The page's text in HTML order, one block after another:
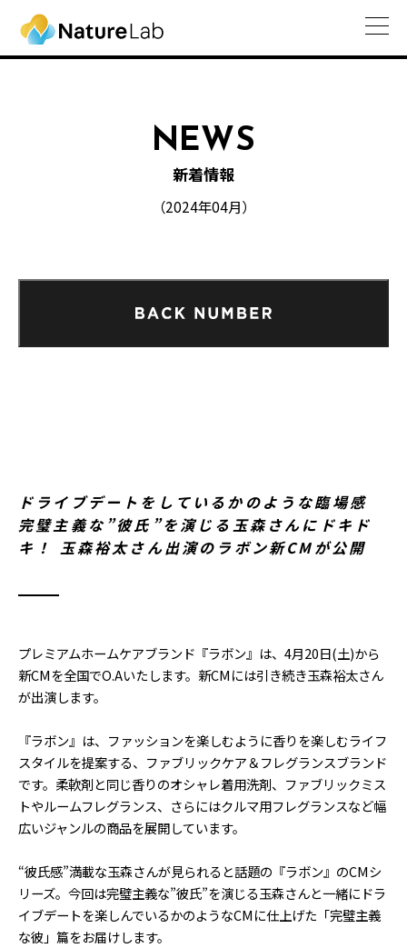
NEWS
新着情報
（2024年04月）
ドライブデートをしているかのような臨場感
完璧主義な”彼氏”を演じる玉森さんにドキド
キ！ 玉森裕太さん出演のラボン新CMが公開
プレミアムホームケアブランド『ラボン』は、4月20日(土)から
新CMを全国でO.Aいたします。新CMには引き続き玉森裕太さん
が出演します。
『ラボン』は、ファッションを楽しむように香りを楽しむライフ
スタイルを提案する、ファブリックケア＆フレグランスブランド
です。柔軟剤と同じ香りのオシャレ着用洗剤、ファブリックミス
トやルームフレグランス、さらにはクルマ用フレグランスなど幅
広いジャンルの商品を展開しています。
“彼氏感”満載な玉森さんが見られると話題の『ラボン』のCMシ
リーズ。今回は完璧主義な”彼氏”を演じる玉森さんと一緒にドラ
イブデートを楽しんでいるかのようなCMに仕上げた「完璧主義
な彼」篇をお届けします。